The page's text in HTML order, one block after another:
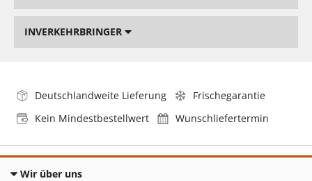
INVERKEHRBRINGER
Deutschlandweite Lieferung
Frischegarantie
Kein Mindestbestellwert
Wunschliefertermin
Wir über uns